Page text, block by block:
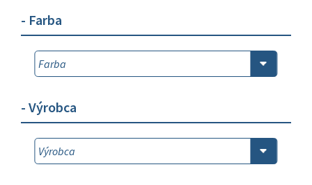
- Farba
- Výrobca